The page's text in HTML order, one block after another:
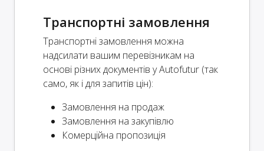
Транспортні замовлення
Транспортні замовлення можна
надсилати вашим перевізникам на
основі різних документів у Autofutur (так
само, як і для запитів цін):
Замовлення на продаж
Замовлення на закупівлю
Комерційна пропозиція